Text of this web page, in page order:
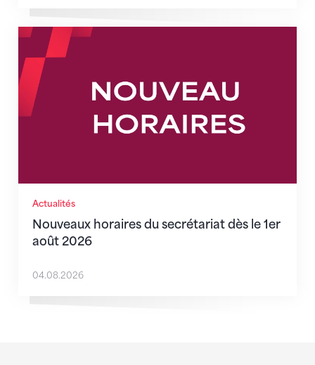
Actualités
Nouveaux horaires du secrétariat dès le 1er
août 2026
Nouveaux horaires du secrétariat dès le 1er août
04.08.2026